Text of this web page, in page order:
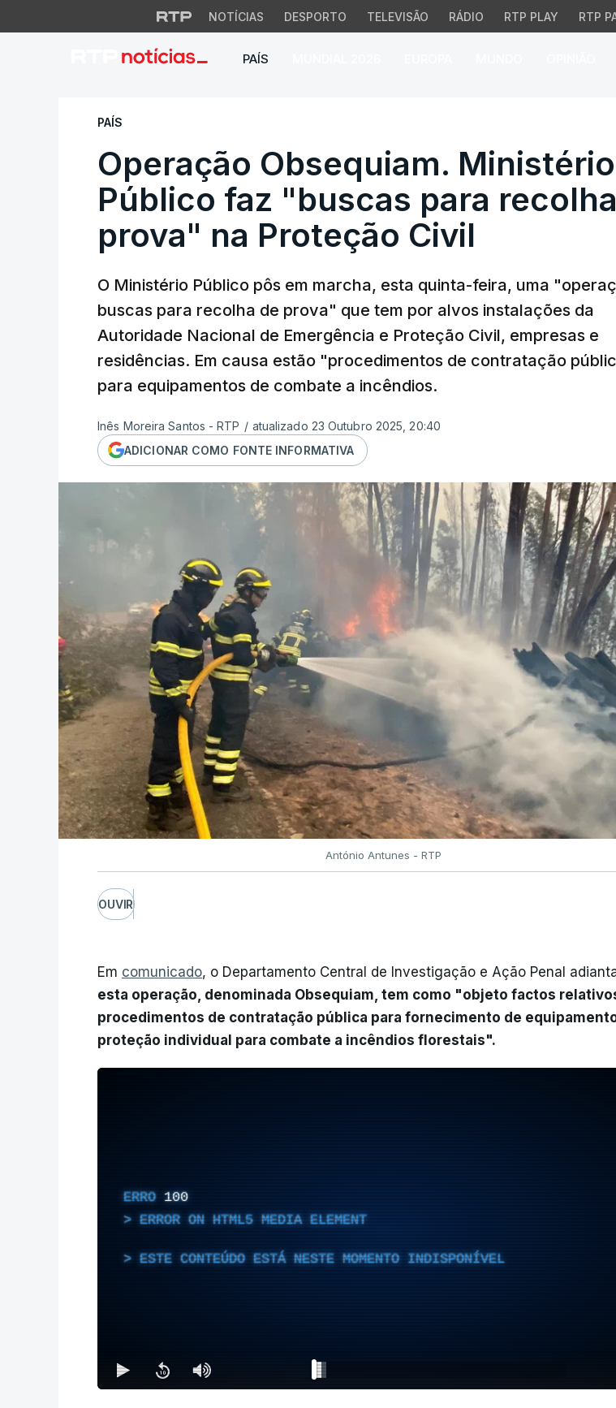
NOTÍCIAS DESPORTO TELEVISÃO RÁDIO RTP PLAY RTP
PAÍS
Operação Obsequiam. Ministério
PAÍS
Operação Obsequiam. Ministério
Público faz "buscas para
prova" na Proteção Civil
O Ministério Público pôs em marcha, esta quinta-feira, uma
buscas para recolha de prova" que tem por alvos instalações da
Autoridade Nacional de Emergência e Proteção Civil, empresas e
residências. Em causa estão "procedimentos de contratação
para equipamentos de combate a incêndios.
Inês Moreira Santos - RTP / atualizado 23 Outubro 2025, 20:40
ADICIONAR COMO FONTE INFORMATIVA
António Antunes - RTP
OUVIR
Em comunicado, o Departamento Central de Investigação e Ação Penal
esta operação, denominada Obsequiam, tem como "objeto factos
procedimentos de contratação pública para fornecimento de
proteção individual para combate a incêndios florestais".
ERRO 100
ERROR ON HTML5 MEDIA ELEMENT
ESTE CONTEÚDO ESTÁ NESTE MOMENTO INDISPONÍVEL